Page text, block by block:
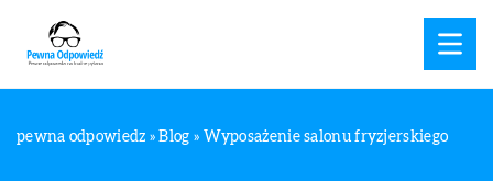
pewna odpowiedz »Blog » Wyposażenie salonu fryzjerskiego